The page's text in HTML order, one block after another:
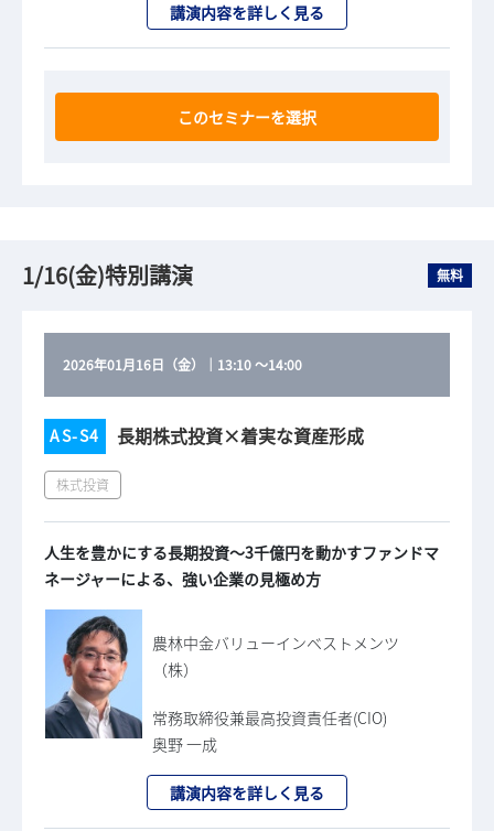
講演内容を詳しく見る
このセミナーを選択
1/16(金)特別講演 無料
2026年01月16日（金） ｜ 13:10～14:00
AS-S4 長期株式投資×着実な資産形成
株式投資
人生を豊かにする長期投資～3千億円を動かすファンドマ
ネージャーによる、強い企業の見極め方
農林中金バリューインベストメンツ
（株）
常務取締役兼最高投資責任者(CIO)
奥野 一成
講演内容を詳しく見る